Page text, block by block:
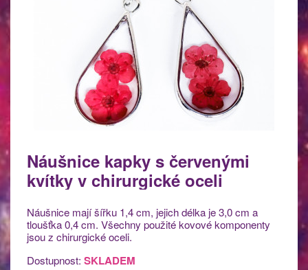
Náušnice kapky s červenými
kvítky v chirurgické oceli
Náušnice mají šířku 1,4 cm, jejich délka je 3,0 cm a
tloušťka 0,4 cm. Všechny použité kovové komponenty
jsou z chirurgické oceli.
Dostupnost: SKLADEM